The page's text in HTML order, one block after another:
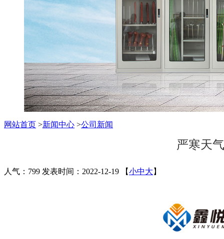
网站首页 >新闻中心 >公司新闻
严寒天
人气：799 发表时间：2022-12-19 【小中大 】